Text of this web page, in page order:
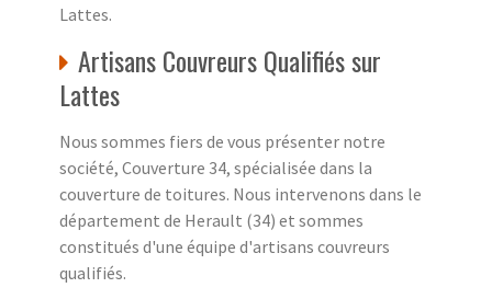
Lattes.
Artisans Couvreurs Qualifiés sur
Lattes
Nous sommes fiers de vous présenter notre
société, Couverture 34, spécialisée dans la
couverture de toitures. Nous intervenons dans le
département de Herault (34) et sommes
constitués d'une équipe d'artisans couvreurs
qualifiés.